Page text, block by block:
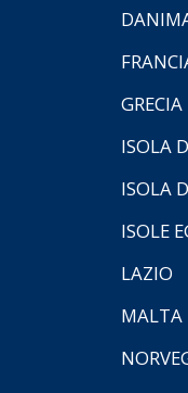
GRECIA
ISOLA
ISOLA
ISOLE
LAZIO
MALTA